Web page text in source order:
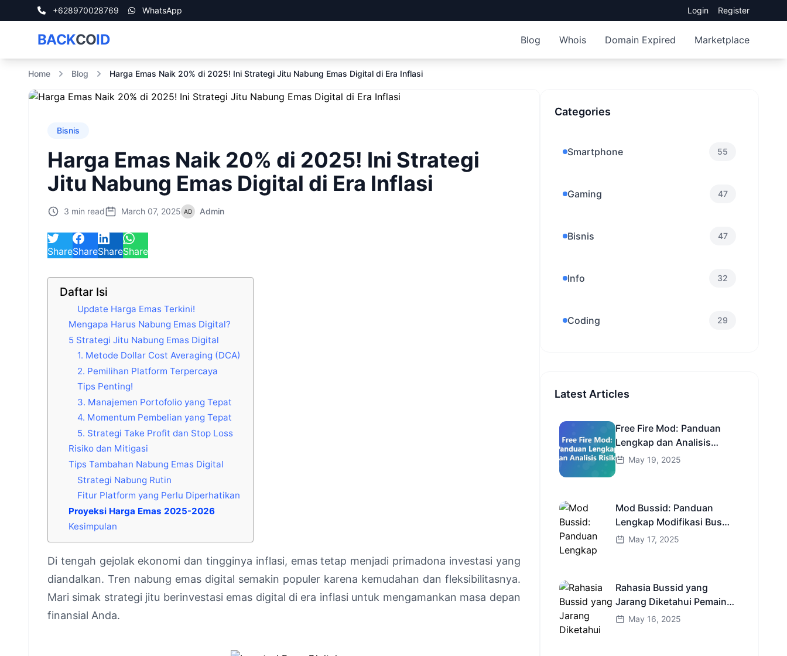
+628970028769 WhatsApp Login Register
BACKCOID Blog Whois Domain Expired Marketplace
Home Blog Harga Emas Naik 20% di 2025! Ini Strategi Jitu Nabung Emas Digital di Era Inflasi
Bisnis
Harga Emas Naik 20% di 2025! Ini Strategi
Jitu Nabung Emas Digital di Era Inflasi
3 min read March 07, 2025 Admin
ShareShareShareShare
Daftar Isi
Update Harga Emas Terkini!
Mengapa Harus Nabung Emas Digital?
5 Strategi Jitu Nabung Emas Digital
1. Metode Dollar Cost Averaging (DCA)
2. Pemilihan Platform Terpercaya
Tips Penting!
3. Manajemen Portofolio yang Tepat
4. Momentum Pembelian yang Tepat
5. Strategi Take Profit dan Stop Loss
Risiko dan Mitigasi
Tips Tambahan Nabung Emas Digital
Strategi Nabung Rutin
Fitur Platform yang Perlu Diperhatikan
Proyeksi Harga Emas 2025-2026
Kesimpulan
Di tengah gejolak ekonomi dan tingginya inflasi, emas tetap menjadi primadona investasi yang
diandalkan. Tren nabung emas digital semakin populer karena kemudahan dan fleksibilitasnya.
Mari simak strategi jitu berinvestasi emas digital di era inflasi untuk mengamankan masa depan
finansial Anda.
Categories
Smartphone 55
Gaming 47
Bisnis 47
Info 32
Coding 29
Latest Articles
Free Fire Mod: Panduan
Lengkap dan Analisis
RisikoMay 19, 2025
Mod Bussid: Panduan
Lengkap Modifikasi Bus
Simulator Indonesia
May 17, 2025
Rahasia Bussid yang
Jarang Diketahui Pemain
Baru Kamu Wajib Coba!
May 16, 2025